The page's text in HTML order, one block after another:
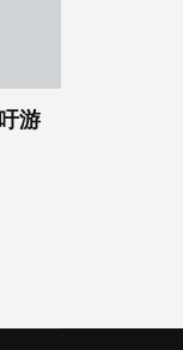
游